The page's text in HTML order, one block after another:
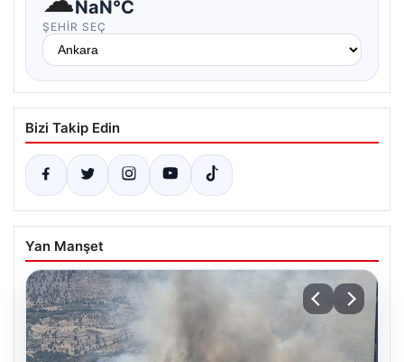
NaN°C
ŞEHIR SEÇ
Bizi Takip Edin
Yan Manşet